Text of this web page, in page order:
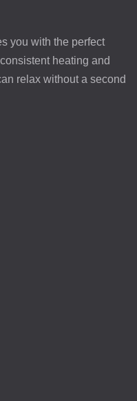
you with the perfect
heating and
relax without a second